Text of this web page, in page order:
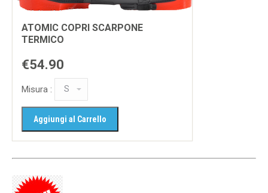
ATOMIC COPRI SCARPONE
TERMICO
€54.90
Misura :